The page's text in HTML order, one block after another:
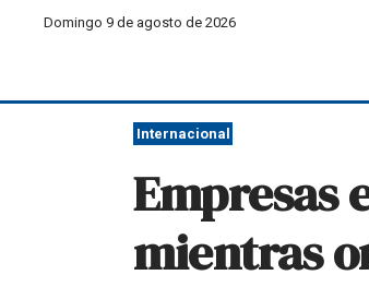
Domingo 9 de agosto de 2026
Internacional
Empresas
mientras